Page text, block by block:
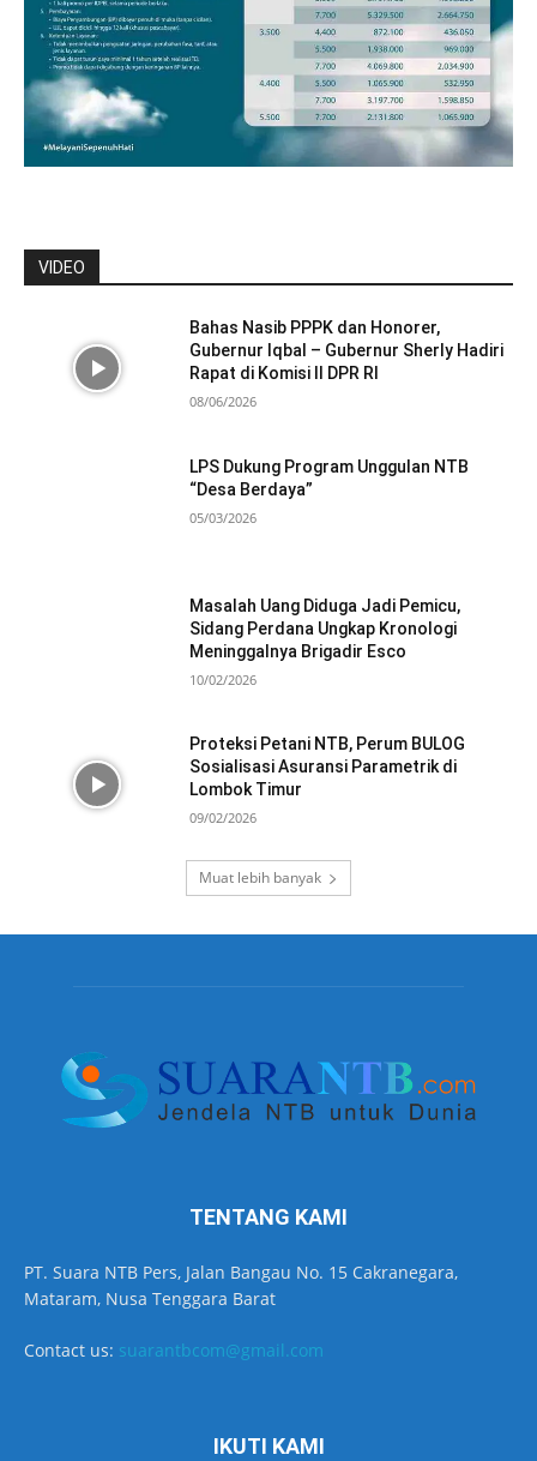
VIDEO
Bahas Nasib PPPK dan Honorer,
Gubernur Iqbal – Gubernur Sherly Hadiri
Rapat di Komisi II DPR RI
08/06/2026
LPS Dukung Program Unggulan NTB
“Desa Berdaya”
05/03/2026
Masalah Uang Diduga Jadi Pemicu,
Sidang Perdana Ungkap Kronologi
Meninggalnya Brigadir Esco
10/02/2026
Proteksi Petani NTB, Perum BULOG
Sosialisasi Asuransi Parametrik di
Lombok Timur
09/02/2026
Muat lebih banyak
TENTANG KAMI
PT. Suara NTB Pers, Jalan Bangau No. 15 Cakranegara,
Mataram, Nusa Tenggara Barat
Contact us: suarantbcom@gmail.com
IKUTI KAMI